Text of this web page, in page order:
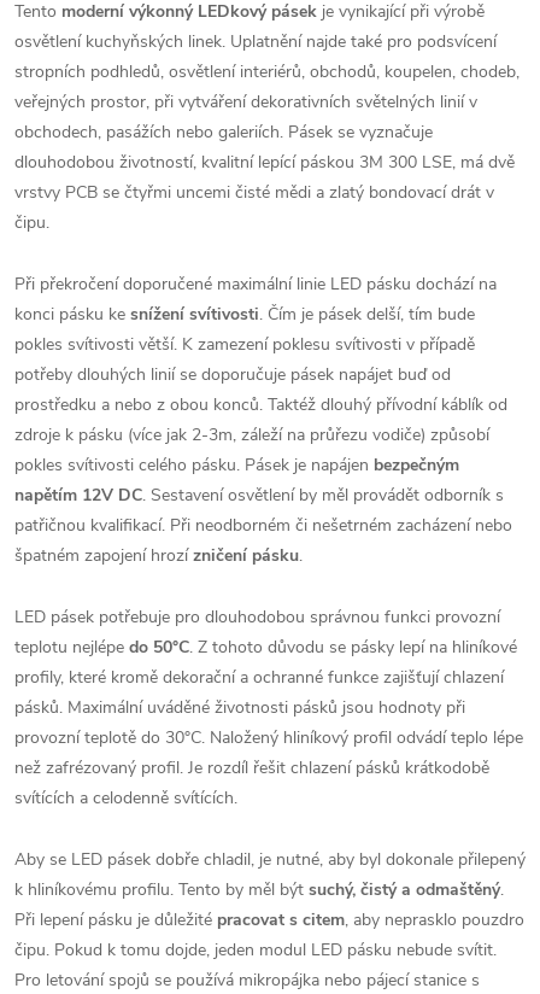
Tento moderní výkonný LEDkový pásek je vynikající při výrobě
osvětlení kuchyňských linek. Uplatnění najde také pro podsvícení
stropních podhledů, osvětlení interiérů, obchodů, koupelen, chodeb,
veřejných prostor, při vytváření dekorativních světelných linií v
obchodech, pasážích nebo galeriích. Pásek se vyznačuje
dlouhodobou životností, kvalitní lepící páskou 3M 300 LSE, má dvě
vrstvy PCB se čtyřmi uncemi čisté mědi a zlatý bondovací drát v
čipu.
Při překročení doporučené maximální linie LED pásku dochází na
konci pásku ke snížení svítivosti. Čím je pásek delší, tím bude
pokles svítivosti větší. K zamezení poklesu svítivosti v případě
potřeby dlouhých linií se doporučuje pásek napájet buď od
prostředku a nebo z obou konců. Taktéž dlouhý přívodní káblík od
zdroje k pásku (více jak 2-3m, záleží na průřezu vodiče) způsobí
pokles svítivosti celého pásku. Pásek je napájen bezpečným
napětím 12V DC. Sestavení osvětlení by měl provádět odborník s
patřičnou kvalifikací. Při neodborném či nešetrném zacházení nebo
špatném zapojení hrozízničení pásku.
LED pásek potřebuje pro dlouhodobou správnou funkci provozní
teplotu nejlépe do 50°C. Z tohoto důvodu se pásky lepí na hliníkové
profily, které kromě dekorační a ochranné funkce zajišťují chlazení
pásků. Maximální uváděné životnosti pásků jsou hodnoty při
provozní teplotě do 30°C. Naložený hliníkový profil odvádí teplo lépe
než zafrézovaný profil. Je rozdíl řešit chlazení pásků krátkodobě
svítících a celodenně svítících.
Aby se LED pásek dobře chladil, je nutné, aby byl dokonale přilepený
k hliníkovému profilu. Tento by měl být suchý, čistý a odmaštěný.
Při lepení pásku je důležité pracovat s citem, aby neprasklo pouzdro
čipu. Pokud k tomu dojde, jeden modul LED pásku nebude svítit.
Pro letování spojů se používá mikropájka nebo pájecí stanice s